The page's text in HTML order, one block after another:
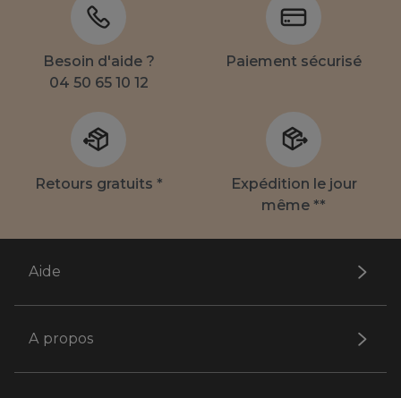
Besoin d'aide ?
04 50 65 10 12
Paiement sécurisé
Retours gratuits *
Expédition le jour
même **
Aide
A propos